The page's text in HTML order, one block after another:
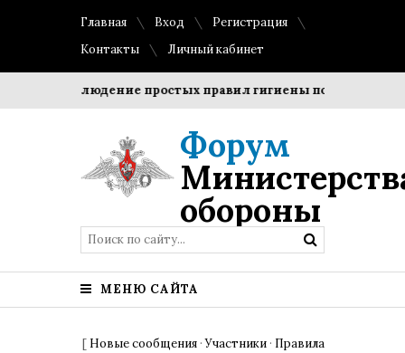
Главная Вход
Регистрация
Контакты
Личный кабинет
Соблюдение простых правил гигиены помогает
Форум
обороны
МЕНЮ САЙТА
[ Новые сообщения ·Участники · Правила